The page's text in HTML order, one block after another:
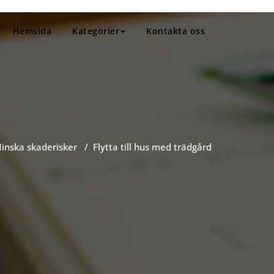
Hemsida Kategorier Kontakta oss
skaderisker / Flytta till hus med trädgård